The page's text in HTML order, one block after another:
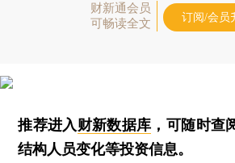
财新通会员
可畅读全文
订阅/会员
推荐进入财新数据库 ，可随时查
结构人员变化等投资信息。